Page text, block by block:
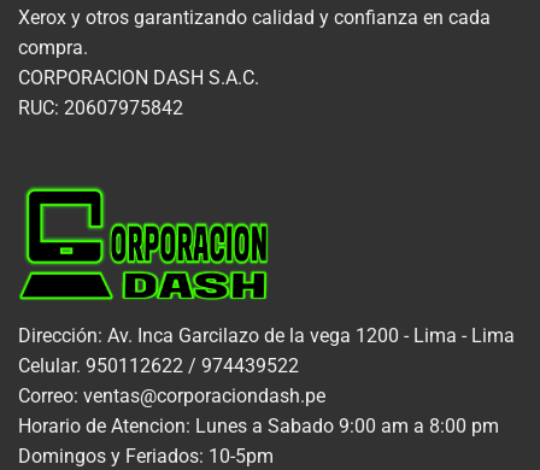
Xerox y otros garantizando calidad y confianza en cada
compra.
CORPORACION DASH S.A.C.
RUC: 20607975842
Dirección: Av. Inca Garcilazo de la vega 1200 - Lima - Lima
Celular. 950112622 / 974439522
Correo: ventas@corporaciondash.pe
Horario de Atencion: Lunes a Sabado 9:00 am a 8:00 pm
Domingos y Feriados: 10-5pm